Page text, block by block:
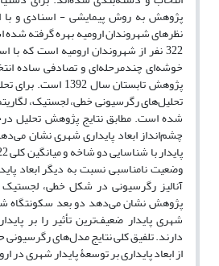
پژوهش به روش پیمایشی - اسنادی و با
نظرهای شهروندان ارومیه بهره گرفته
322 نفر از شهروندان ارومیه است که
خوشه‌ای چند‌مرحله‌ای و تصادفی ساده
پژوهش تابستان سال
تحلیل‌های رگرسیونی خطی، لجستیک،
شده است. مطابق نتایج پژوهش تحلیل
چشم‌انداز ابعاد پایداری شهری نشان
وضعیت نامناسبی نسبت به دیگر ابعاد
آنالیز رگرسیونی در شکل خطی، لجستیک
پژوهش نشان می‌دهد دو بعد سکونتگاه
شهری پایدار ضعیف‌ترین تأثیر را بر
از ابعاد پایداری بر توسعۀ پایدار شهری در